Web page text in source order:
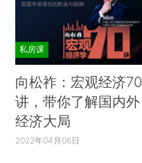
私房课
向松祚：宏观经济70
讲，带你了解国内外
经济大局
2022年04月06日